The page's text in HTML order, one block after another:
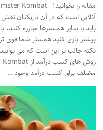
آنلاین است که در آن بازیکنان
باید با سایر همسترها مبارزه
بیشتر بازی کنید همستر شما قوی
نکته جالب تر این است که می
مختلف برای کسب درآمد وجود …